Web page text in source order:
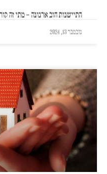
התיישנות חוב ארנונה – מתי זה
נובמבר 13, 2024